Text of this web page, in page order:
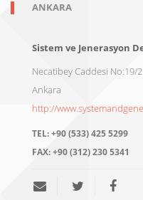
ANKARA
Sistem ve Jenerasyon
Necatibey Caddesi No:19/
Ankara
http://
TEL:+90 (533) 425 5299
FAX:+90 (312) 230 5341